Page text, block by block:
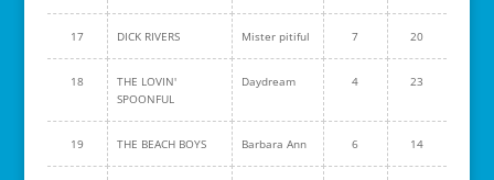
17 DICK RIVERS Mister pitiful 7 20
18
THE LOVIN'
SPOONFUL
Daydream 4 23
19 THE BEACH BOYS Barbara Ann 6 14